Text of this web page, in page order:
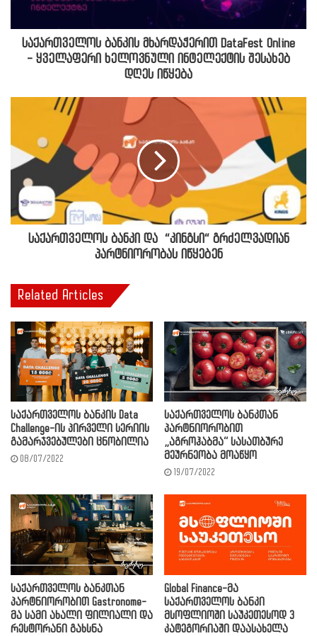
საქართველოს ბანკის მხარდაჭერით DataFest Online
- ყველაფერი ხელოვნული ინტელექტის შესახებ
დღეს იწყება
საქართველოს ბანკი და “კინგსი“ გრძელვადიან
პარტნიორობას იწყებენ
Related Articles
საქართველოს ბანკის Data
Challenge-ის პირველი სერიის
გამარჯვებულები ცნობილია
08/07/2022
საქართველოს ბანკთან
პარტნიორობით
„აგროჰაბმა“ სასათბურე
მეურნეობა მოაწყო
19/07/2022
საქართველოს ბანკთან
პარტნიორობით Gastronome-
მა სამი ახალი ფილიალი და
რესტორანი გახსნა
Global Finance-მა
საქართველოს ბანკი
მსოფლიოში საუკეთესოდ 3
კატეგორიაში დაასახელა